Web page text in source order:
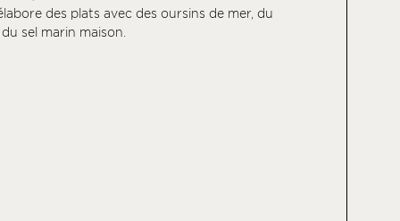
des plats avec des oursins de mer, du
sel marin maison.